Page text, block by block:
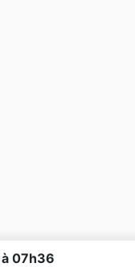
07h36